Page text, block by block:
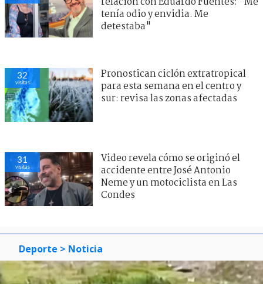
tenía odio y envidia. Me
detestaba"
32
visitas
Pronostican ciclón extratropical
para esta semana en el centro y
sur: revisa las zonas afectadas
31
visitas
Video revela cómo se originó el
accidente entre José Antonio
Neme y un motociclista en Las
Condes
Deporte > Noticia